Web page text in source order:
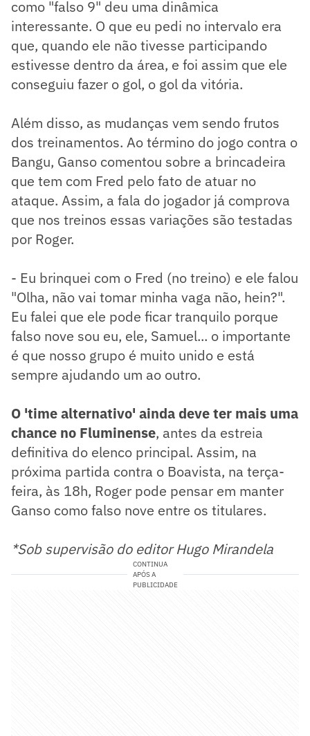
como "falso 9" deu uma dinâmica
interessante. O que eu pedi no intervalo era
que, quando ele não tivesse participando
estivesse dentro da área, e foi assim que ele
conseguiu fazer o gol, o gol da vitória.
Além disso, as mudanças vem sendo frutos
dos treinamentos. Ao término do jogo contra o
Bangu, Ganso comentou sobre a brincadeira
que tem com Fred pelo fato de atuar no
ataque. Assim, a fala do jogador já comprova
que nos treinos essas variações são testadas
por Roger.
- Eu brinquei com o Fred (no treino) e ele falou
"Olha, não vai tomar minha vaga não, hein?".
Eu falei que ele pode ficar tranquilo porque
falso nove sou eu, ele, Samuel... o importante
é que nosso grupo é muito unido e está
sempre ajudando um ao outro.
O 'time alternativo' ainda deve ter mais uma
chance no Fluminense, antes da estreia
definitiva do elenco principal. Assim, na
próxima partida contra o Boavista, na terça-
feira, às 18h, Roger pode pensar em manter
Ganso como falso nove entre os titulares.
*Sob supervisão do editor Hugo Mirandela
CONTINUA
APÓS A
PUBLICIDADE